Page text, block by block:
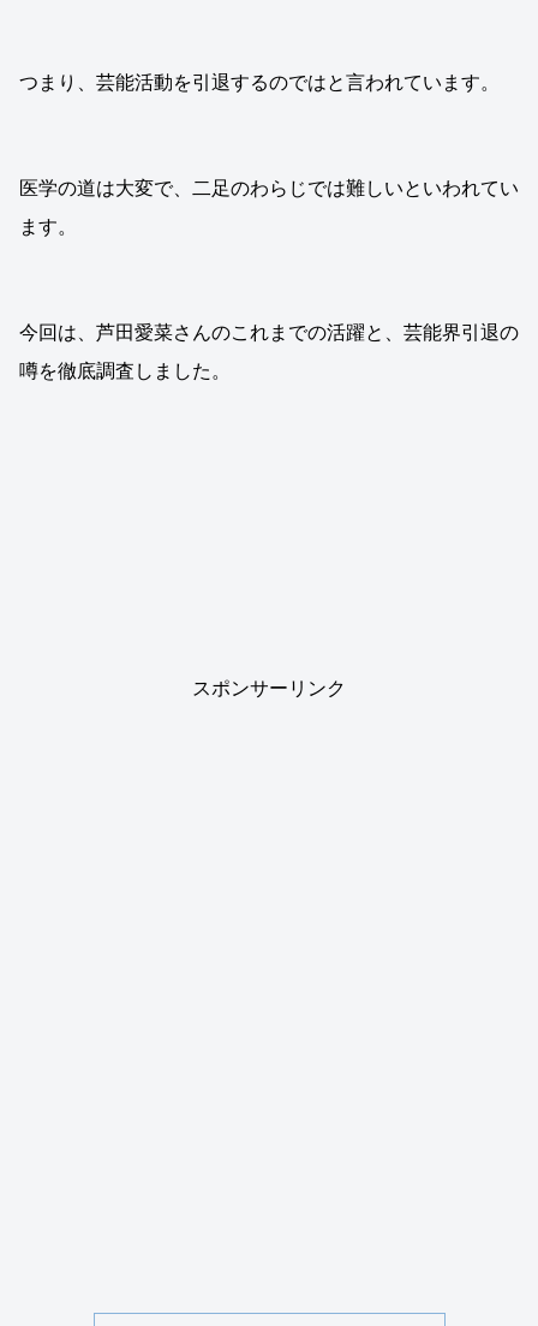
つまり、芸能活動を引退するのではと言われています。
医学の道は大変で、二足のわらじでは難しいといわれてい
ます。
今回は、芦田愛菜さんのこれまでの活躍と、芸能界引退の
噂を徹底調査しました。
スポンサーリンク